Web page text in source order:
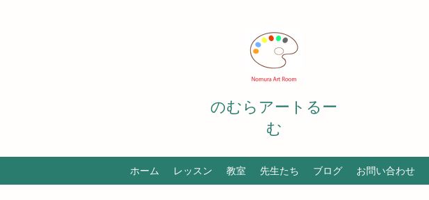
のむらアートるー
む
ホーム レッスン 教室 先生たち ブログ お問い合わせ